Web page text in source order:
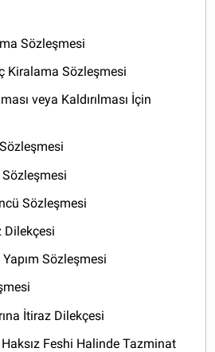
Sözleşmesi
Kiralama Sözleşmesi
veya Kaldırılması İçin
Sözleşmesi
Sözleşmesi
Dilekçesi
Yapım Sözleşmesi
İtiraz Dilekçesi
Feshi Halinde Tazminat